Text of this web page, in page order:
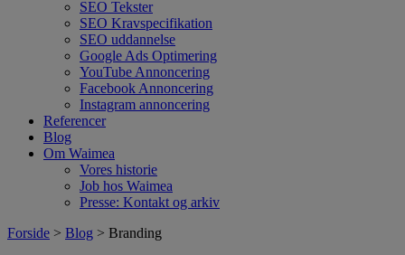
SEO Tekster
SEO Kravspecifikation
SEO uddannelse
Google Ads Optimering
YouTube Annoncering
Facebook Annoncering
Instagram annoncering
Referencer
Blog
Om Waimea
Vores historie
Job hos Waimea
Presse: Kontakt og arkiv
Forside > Blog > Branding